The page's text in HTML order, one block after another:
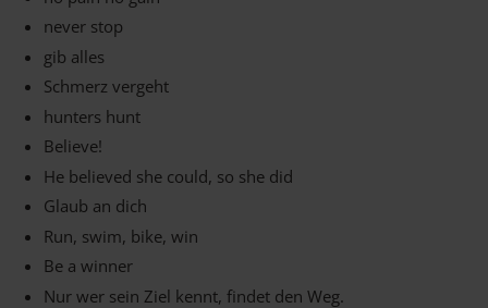
never stop
gib alles
Schmerz vergeht
hunters hunt
Believe!
He believed she could, so she did
Glaub an dich
Run, swim, bike, win
Be a winner
Nur wer sein Ziel kennt, findet den Weg.